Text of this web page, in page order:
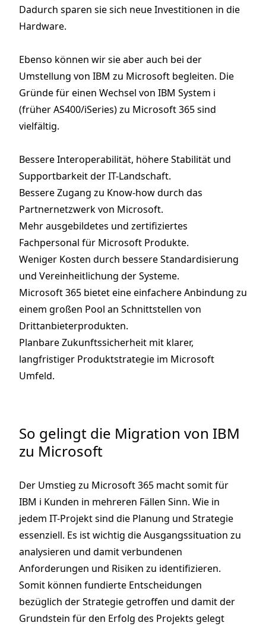
Dadurch sparen sie sich neue Investitionen in die
Hardware.
Ebenso können wir sie aber auch bei der
Umstellung von IBM zu Microsoft begleiten. Die
Gründe für einen Wechsel von IBM System i
(früher AS400/iSeries) zu Microsoft 365 sind
vielfältig.
Bessere Interoperabilität, höhere Stabilität und
Supportbarkeit der IT-Landschaft.
Bessere Zugang zu Know-how durch das
Partnernetzwerk von Microsoft.
Mehr ausgebildetes und zertifiziertes
Fachpersonal für Microsoft Produkte.
Weniger Kosten durch bessere Standardisierung
und Vereinheitlichung der Systeme.
Microsoft 365 bietet eine einfachere Anbindung zu
einem großen Pool an Schnittstellen von
Drittanbieterprodukten.
Planbare Zukunftssicherheit mit klarer,
langfristiger Produktstrategie im Microsoft
Umfeld.
So gelingt die Migration von IBM
zu Microsoft
Der Umstieg zu Microsoft 365 macht somit für
IBM i Kunden in mehreren Fällen Sinn. Wie in
jedem IT-Projekt sind die Planung und Strategie
essenziell. Es ist wichtig die Ausgangssituation zu
analysieren und damit verbundenen
Anforderungen und Risiken zu identifizieren.
Somit können fundierte Entscheidungen
bezüglich der Strategie getroffen und damit der
Grundstein für den Erfolg des Projekts gelegt